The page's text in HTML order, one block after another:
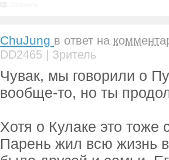
ChuJung в ответ на
DD2465 | Зритель
Чувак, мы говорили о
вообще-то, но ты
Хотя о Кулаке это тоже
Парень жил всю жизнь